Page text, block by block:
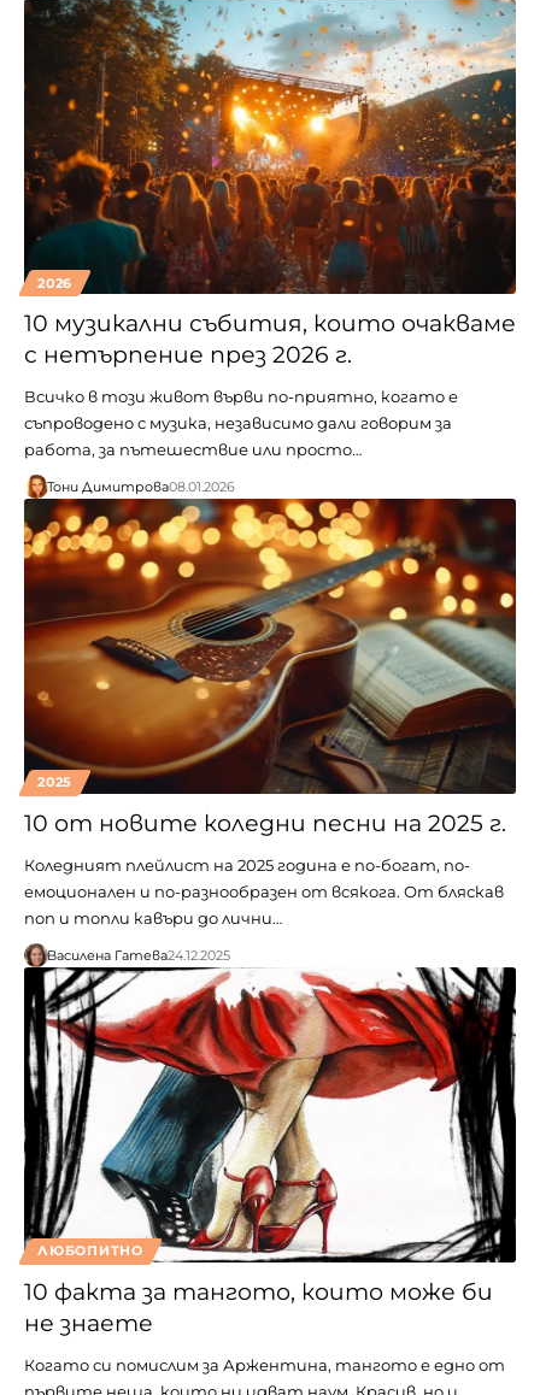
2026
10 музикални събития, които очакваме
с нетърпение през 2026 г.
Всичко в този живот върви по-приятно, когато е
съпроводено с музика, независимо дали говорим за
работа, за пътешествие или просто…
Тони Димитрова08.01.2026
2025
10 от новите коледни песни на 2025 г.
Коледният плейлист на 2025 година е по-богат, по-
емоционален и по-разнообразен от всякога. От бляскав
поп и топли кавъри до лични…
Василена Гатева24.12.2025
ЛЮБОПИТНО
10 факта за тангото, които може би
не знаете
Когато си помислим за Аржентина, тангото е едно от
първите неща, които ни идват наум. Красив, но и